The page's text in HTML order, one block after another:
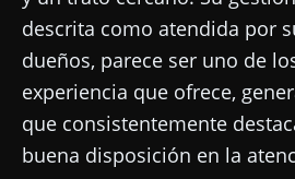
descrita como atendida por
dueños, parece ser uno de
experiencia que ofrece,
que consistentemente
buena disposición en la